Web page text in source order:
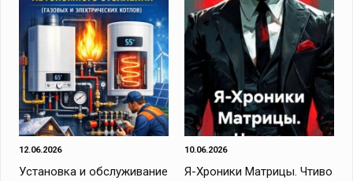
12.06.2026
Установка и обслуживание
10.06.2026
Я-Хроники Матрицы. Чтиво